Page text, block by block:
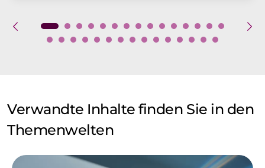
Verwandte Inhalte finden Sie in den
Themenwelten